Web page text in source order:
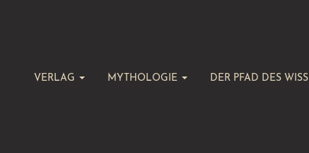
VERLAG MYTHOLOGIE DER PFAD DES